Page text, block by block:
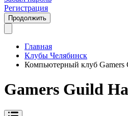
Регистрация
Продолжить
Главная
Клубы Челябинск
Компьютерный клуб Gamers
Gamers Guild